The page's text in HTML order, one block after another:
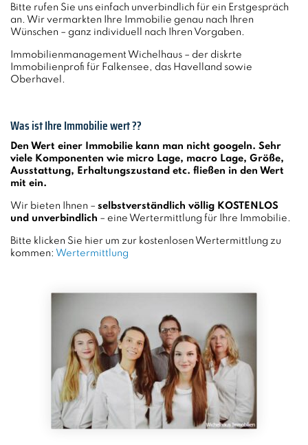
Bitte rufen Sie uns einfach unverbindlich für ein Erstgespräch
an. Wir vermarkten Ihre Immobilie genau nach Ihren
Wünschen – ganz individuell nach Ihren Vorgaben.
Immobilienmanagement Wichelhaus – der diskrte
Immobilienprofi für Falkensee, das Havelland sowie
Oberhavel.
Was ist Ihre Immobilie wert ??
Den Wert einer Immobilie kann man nicht googeln. Sehr
viele Komponenten wie micro Lage, macro Lage, Größe,
Ausstattung, Erhaltungszustand etc. fließen in den Wert
mit ein.
Wir bieten Ihnen – selbstverständlich völlig KOSTENLOS
und unverbindlich – eine Wertermittlung für Ihre Immobilie.
Bitte klicken Sie hier um zur kostenlosen Wertermittlung zu
kommen: Wertermittlung